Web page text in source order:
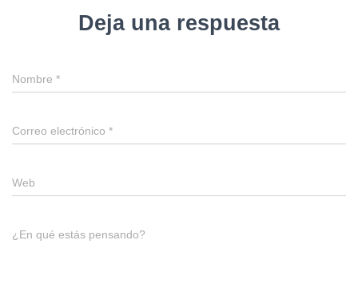
Deja una respuesta
Nombre *
Correo electrónico *
Web
¿En qué estás pensando?